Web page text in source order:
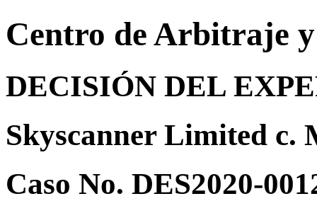
Centro de Arbitraje
DECISIÓN DEL
Skyscanner Limited c.
Caso No. DES2020-